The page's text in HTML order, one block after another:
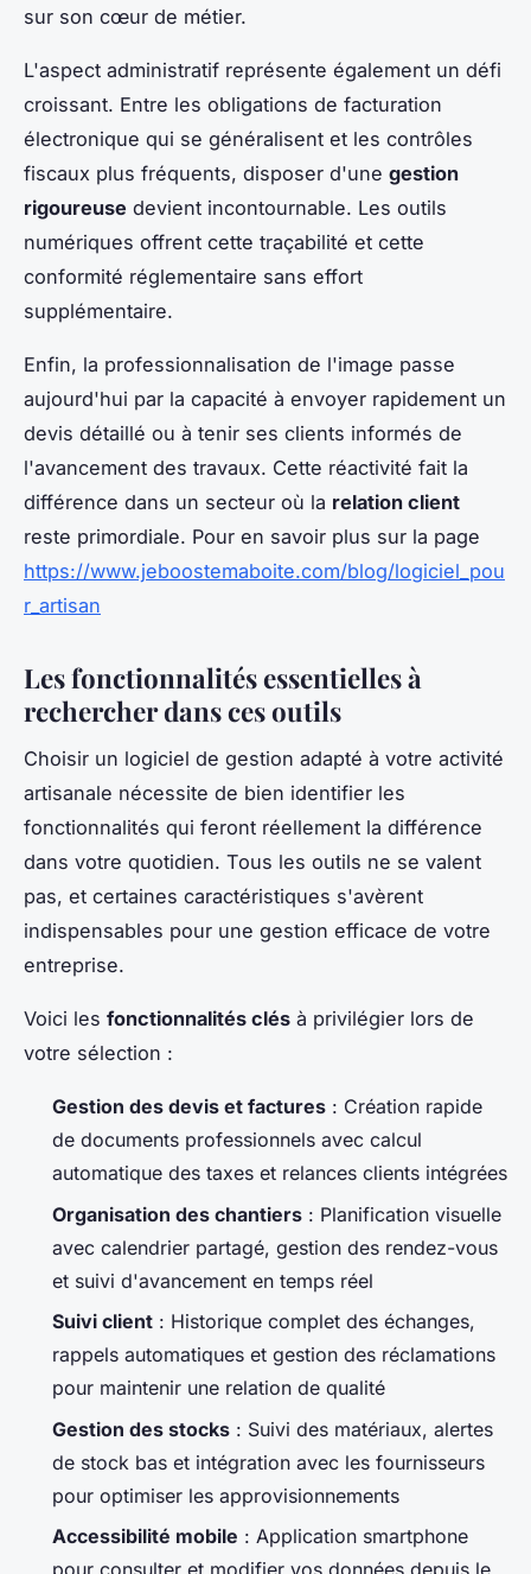
sur son cœur de métier.
L'aspect administratif représente également un défi
croissant. Entre les obligations de facturation
électronique qui se généralisent et les contrôles
fiscaux plus fréquents, disposer d'une gestion
rigoureuse devient incontournable. Les outils
numériques offrent cette traçabilité et cette
conformité réglementaire sans effort
supplémentaire.
Enfin, la professionnalisation de l'image passe
aujourd'hui par la capacité à envoyer rapidement un
devis détaillé ou à tenir ses clients informés de
l'avancement des travaux. Cette réactivité fait la
différence dans un secteur où la relation client
reste primordiale. Pour en savoir plus sur la page
https://www.jeboostemaboite.com/blog/logiciel_pou
r_artisan
Les fonctionnalités essentielles à
rechercher dans ces outils
Choisir un logiciel de gestion adapté à votre activité
artisanale nécessite de bien identifier les
fonctionnalités qui feront réellement la différence
dans votre quotidien. Tous les outils ne se valent
pas, et certaines caractéristiques s'avèrent
indispensables pour une gestion efficace de votre
entreprise.
Voici les fonctionnalités clés à privilégier lors de
votre sélection :
Gestion des devis et factures : Création rapide
de documents professionnels avec calcul
automatique des taxes et relances clients intégrées
Organisation des chantiers : Planification visuelle
avec calendrier partagé, gestion des rendez-vous
et suivi d'avancement en temps réel
Suivi client : Historique complet des échanges,
rappels automatiques et gestion des réclamations
pour maintenir une relation de qualité
Gestion des stocks : Suivi des matériaux, alertes
de stock bas et intégration avec les fournisseurs
pour optimiser les approvisionnements
Accessibilité mobile : Application smartphone
pour consulter et modifier vos données depuis le